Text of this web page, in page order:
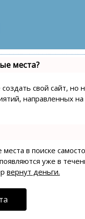
места?
свой сайт,
направленных
в поиске
уже в
вернут деньги.